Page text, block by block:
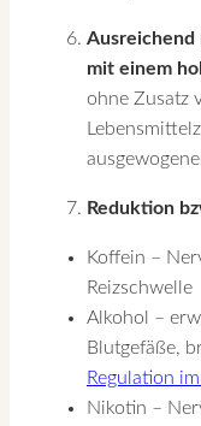
Ausreichend
mit einem
ohne Zusatz
Reduktion
Koffein –
Reizschwelle
Alkohol –
Blutgefäße,
Regulation
Nikotin –